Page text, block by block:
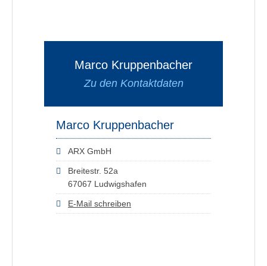
Marco Kruppenbacher
Zu den Kontaktdaten
Marco Kruppenbacher
ARX GmbH
Breitestr. 52a
67067 Ludwigshafen
E-Mail schreiben